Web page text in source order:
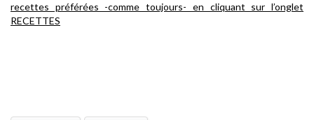
recettes préférées -comme toujours- en cliquant sur l’onglet
RECETTES